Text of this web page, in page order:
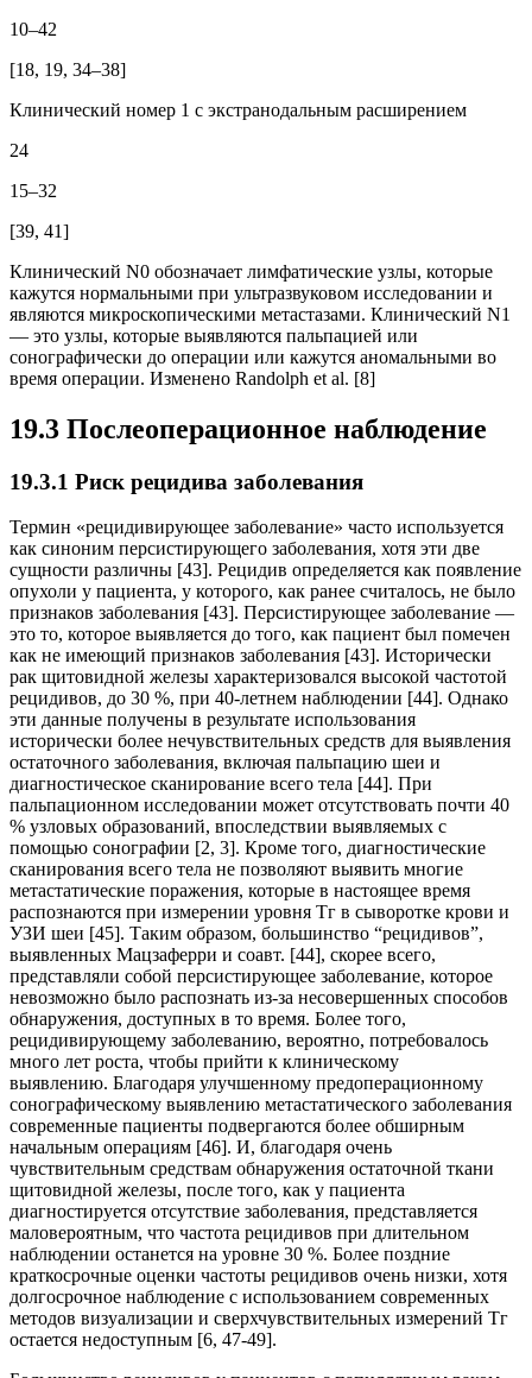
10–42
[18, 19, 34–38]
Клинический номер 1 с экстранодальным расширением
24
15–32
[39, 41]
Клинический N0 обозначает лимфатические узлы, которые
кажутся нормальными при ультразвуковом исследовании и
являются микроскопическими метастазами. Клинический N1
— это узлы, которые выявляются пальпацией или
сонографически до операции или кажутся аномальными во
время операции. Изменено Randolph et al. [8]
19.3 Послеоперационное наблюдение
19.3.1 Риск рецидива заболевания
Термин «рецидивирующее заболевание» часто используется
как синоним персистирующего заболевания, хотя эти две
сущности различны [43]. Рецидив определяется как появление
опухоли у пациента, у которого, как ранее считалось, не было
признаков заболевания [43]. Персистирующее заболевание —
это то, которое выявляется до того, как пациент был помечен
как не имеющий признаков заболевания [43]. Исторически
рак щитовидной железы характеризовался высокой частотой
рецидивов, до 30 %, при 40-летнем наблюдении [44]. Однако
эти данные получены в результате использования
исторически более нечувствительных средств для выявления
остаточного заболевания, включая пальпацию шеи и
диагностическое сканирование всего тела [44]. При
пальпационном исследовании может отсутствовать почти 40
% узловых образований, впоследствии выявляемых с
помощью сонографии [2, 3]. Кроме того, диагностические
сканирования всего тела не позволяют выявить многие
метастатические поражения, которые в настоящее время
распознаются при измерении уровня Тг в сыворотке крови и
УЗИ шеи [45]. Таким образом, большинство “рецидивов”,
выявленных Мацзаферри и соавт. [44], скорее всего,
представляли собой персистирующее заболевание, которое
невозможно было распознать из-за несовершенных способов
обнаружения, доступных в то время. Более того,
рецидивирующему заболеванию, вероятно, потребовалось
много лет роста, чтобы прийти к клиническому
выявлению. Благодаря улучшенному предоперационному
сонографическому выявлению метастатического заболевания
современные пациенты подвергаются более обширным
начальным операциям [46]. И, благодаря очень
чувствительным средствам обнаружения остаточной ткани
щитовидной железы, после того, как у пациента
диагностируется отсутствие заболевания, представляется
маловероятным, что частота рецидивов при длительном
наблюдении останется на уровне 30 %. Более поздние
краткосрочные оценки частоты рецидивов очень низки, хотя
долгосрочное наблюдение с использованием современных
методов визуализации и сверхчувствительных измерений Тг
остается недоступным [6, 47-49].